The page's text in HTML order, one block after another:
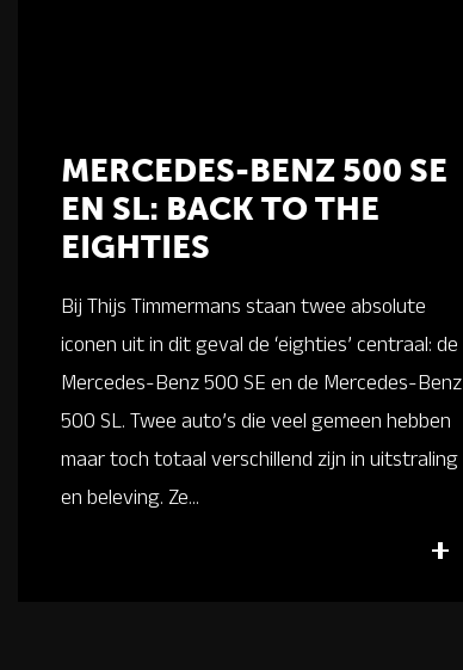
MERCEDES-BENZ 500 SE
EN SL: BACK TO THE
EIGHTIES
Bij Thijs Timmermans staan twee absolute
iconen uit in dit geval de ‘eighties’ centraal: de
Mercedes-Benz 500 SE en de Mercedes-Benz
500 SL. Twee auto’s die veel gemeen hebben
maar toch totaal verschillend zijn in uitstraling
en beleving. Ze...